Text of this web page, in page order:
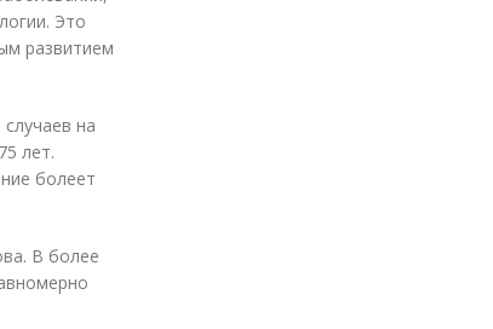
Это
развитием
на
лет.
болеет
В более